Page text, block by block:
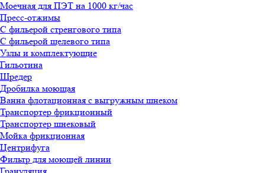
Моечная для ПЭТ на 1000 кг/час
Пресс-отжимы
С фильерой стренгового типа
С фильерой щелевого типа
Узлы и комплектующие
Гильотина
Шредер
Дробилка моющая
Ванна флотационная с выгружным шнеком
Транспортер фрикционный
Транспортер шнековый
Мойка фрикционная
Центрифуга
Фильтр для моющей линии